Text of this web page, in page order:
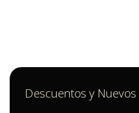
Descuentos y